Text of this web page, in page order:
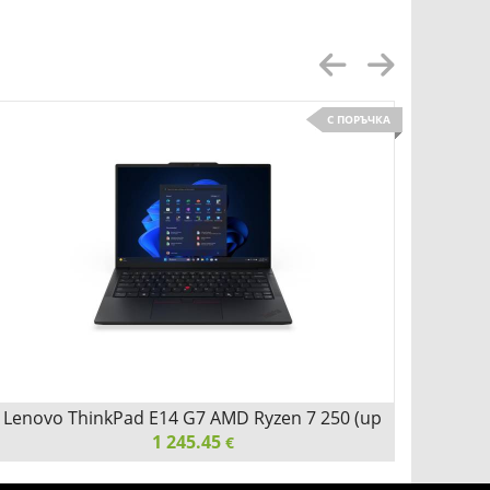
С ПОРЪЧКА
Lenovo ThinkPad E14 G7 AMD Ryzen 7 250 (up
to 5.1GHz
1 245.45 €